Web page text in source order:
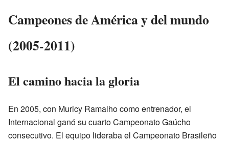
Campeones de América y del mundo
(2005-2011)
El camino hacia la gloria
En 2005, con Muricy Ramalho como entrenador, el
Internacional ganó su cuarto Campeonato Gaúcho
consecutivo. El equipo lideraba el Campeonato Brasileño